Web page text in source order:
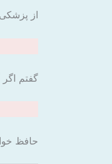
از
گفتم
حافظ